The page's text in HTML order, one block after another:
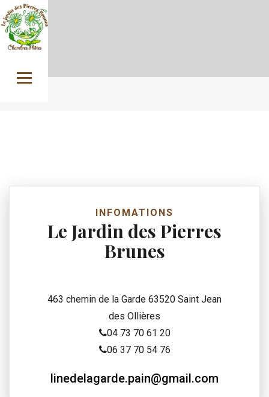
Skip to content
INFOMATIONS
Le Jardin des Pierres
Brunes
463 chemin de la Garde 63520 Saint Jean
des Ollières
04 73 70 61 20
06 37 70 54 76
linedelagarde.pain@gmail.com